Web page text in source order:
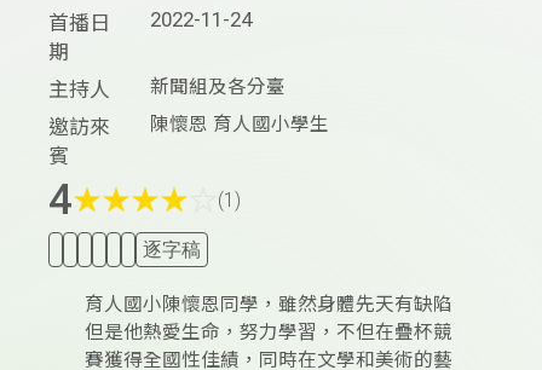
首播日
期
2022-11-24
主持人 新聞組及各分臺
邀訪來
賓
陳懷恩 育人國小學生
4★★★★ (1)
逐字稿
育人國小陳懷恩同學，雖然身體先天有缺陷
但是他熱愛生命，努力學習，不但在疊杯競
賽獲得全國性佳績，同時在文學和美術的藝